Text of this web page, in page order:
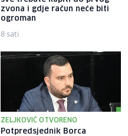
zvona i gdje račun neće biti
ogroman
8 sati
ZELJKOVIĆ OTVORENO
Potpredsjednik Borca